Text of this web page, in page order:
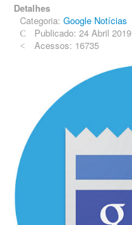
Detalhes
Categoria: Google Notícias
Publicado: 24 Abril 2019
Acessos: 16735